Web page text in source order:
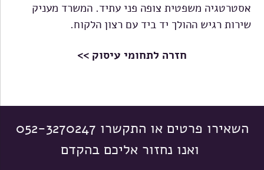
אסטרטגיה משפטית צופה פני עתיד. המשרד מעניק
שירות רגיש ההולך יד ביד עם רצון הלקוח.
חזרה לתחומי עיסוק >>
השאירו פרטים או התקשרו 052-3270247
ואנו נחזור אליכם בהקדם